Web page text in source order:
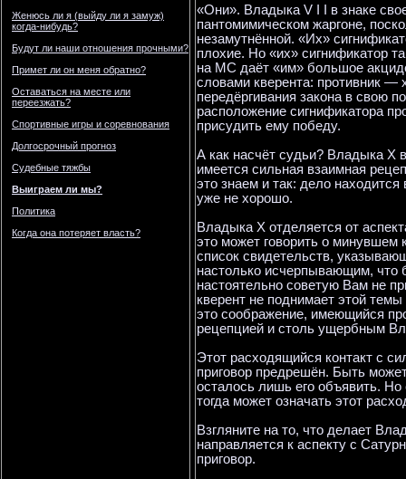
Женюсь ли я (выйду ли я замуж)
когда-нибудь?
Будут ли наши отношения прочными?
Примет ли он меня обратно?
Оставаться на месте или
переезжать?
Спортивные игры и соревнования
Долгосрочный прогноз
Судебные тяжбы
Выиграем ли мы?
Политика
Когда она потеряет власть?
«Они». Владыка V I I в знаке
пантомимическом жаргоне,
незамутнённой. «Их»
плохие. Но «их» сигнификатор
на МС даёт «им» большое
словами кверента: противник
передёргивания закона в свою
расположение сигнификатора
присудить ему победу.
А как насчёт судьи? Владыка X
имеется сильная взаимная
это знаем и так: дело
уже не хорошо.
Владыка X отделяется от
это может говорить о минувшем
список свидетельств,
настолько исчерпывающим, что
настоятельно советую Вам не
кверент не поднимает этой
это соображение, имеющийся
рецепцией и столь ущербным
Этот расходящийся контакт с
приговор предрешён. Быть
осталось лишь его объявить.
тогда может означать этот
Взгляните на то, что делает
направляется к аспекту с
приговор.